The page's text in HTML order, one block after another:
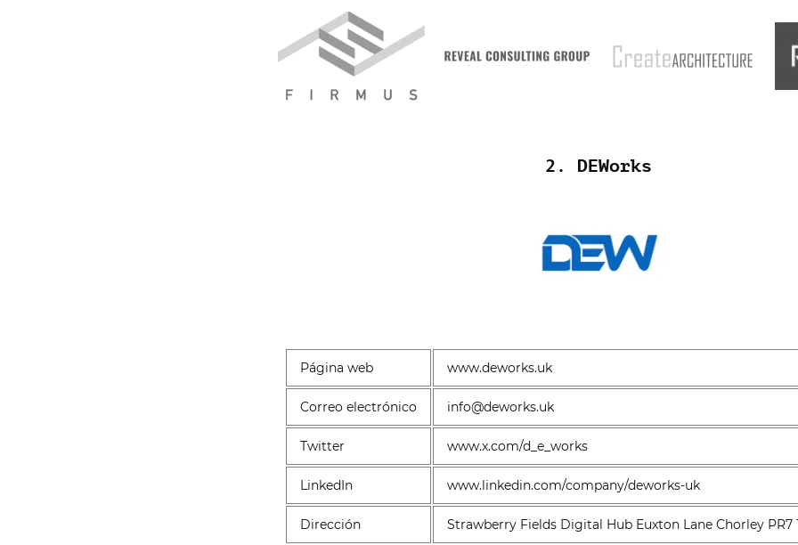
2. DEWorks
Página web www.deworks.uk
Correo electrónico info@deworks.uk
Twitter www.x.com/d_e_works
LinkedIn www.linkedin.com/company/deworks-uk
Dirección Strawberry Fields Digital Hub Euxton Lane Chorley PR7